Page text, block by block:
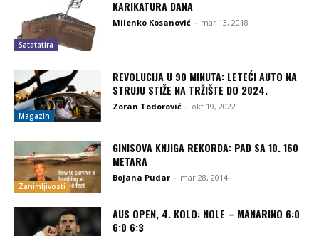
Satatatira
KARIKATURA DANA
Milenko Kosanović - mar 13, 2018
Magazin
REVOLUCIJA U 90 MINUTA: LETEĆI AUTO NA
STRUJU STIŽE NA TRŽIŠTE DO 2024.
Zoran Todorović - okt 19, 2022
Zanimljivosti
GINISOVA KNJIGA REKORDA: PAD SA 10. 160
METARA
Bojana Pudar - mar 28, 2014
AUS OPEN, 4. KOLO: NOLE – MANARINO 6:0
6:0 6:3